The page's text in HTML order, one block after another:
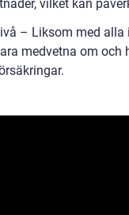
vilket kan
– Liksom med
medvetna om och